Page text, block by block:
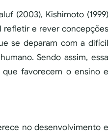
(2003), Kishimoto (1999)
refletir e rever concepções
se deparam com a difícil
Sendo assim, essa
favorecem o ensino e
no desenvolvimento e